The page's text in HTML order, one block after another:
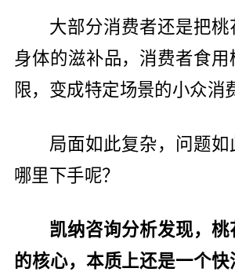
大部分消费者还是把桃
身体的滋补品，消费者食
限，变成特定场景的小众消
局面如此复杂，问题如
哪里下手呢？
凯纳咨询分析发现，
的核心，本质上还是一个